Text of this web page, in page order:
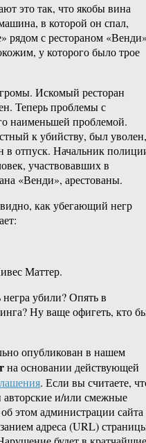
это так, что якобы вина
в которой он спал,
рядом с рестораном
у которого было трое
Искомый ресторан
Теперь проблемы с
наименьшей проблемой.
к убийству, был уволен,
в отпуск. Начальник
участвовавших в
«Венди», арестованы.
как убегающий негр
Маттер.
убили? Опять в
Ну ваще офигеть, кто
опубликован в нашем
на основании действующей
. Если вы считаете,
авторские и/или смежные
этом администрации сайта
адреса (URL)